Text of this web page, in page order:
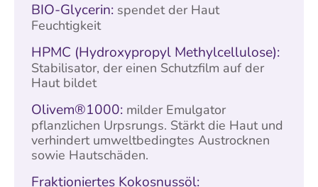
BIO-Glycerin: spendet der Haut
Feuchtigkeit
HPMC (Hydroxypropyl Methylcellulose):
Stabilisator, der einen Schutzfilm auf der
Haut bildet
Olivem®1000: milder Emulgator
pflanzlichen Urpsrungs. Stärkt die Haut und
verhindert umweltbedingtes Austrocknen
sowie Hautschäden.
Fraktioniertes Kokosnussöl: